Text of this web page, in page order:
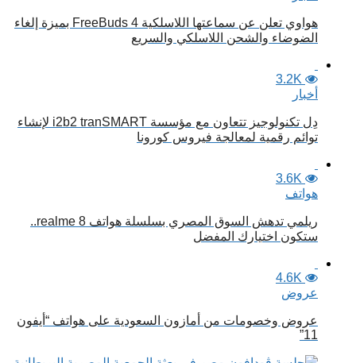
هواوي تعلن عن سماعتها اللاسلكية FreeBuds 4 بميزة إلغاء
الضوضاء والشحن اللاسلكي والسريع
3.2K
أخبار
دِل تكنولوجيز تتعاون مع مؤسسة i2b2 tranSMART لإنشاء
توائم رقمية لمعالجة فيروس كورونا
3.6K
هواتف
ريلمي تدهش السوق المصري بسلسلة هواتف realme 8..
ستكون اختيارك المفضل
4.6K
عروض
عروض وخصومات من أمازون السعودية على هواتف “أيفون
11”